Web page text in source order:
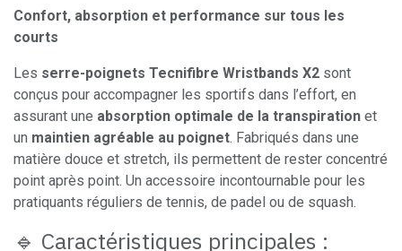
Confort, absorption et performance sur tous les
courts
Les serre-poignets Tecnifibre Wristbands X2 sont
conçus pour accompagner les sportifs dans l’effort, en
assurant une absorption optimale de la transpiration et
un maintien agréable au poignet. Fabriqués dans une
matière douce et stretch, ils permettent de rester concentré
point après point. Un accessoire incontournable pour les
pratiquants réguliers de tennis, de padel ou de squash.
🔹 Caractéristiques principales :